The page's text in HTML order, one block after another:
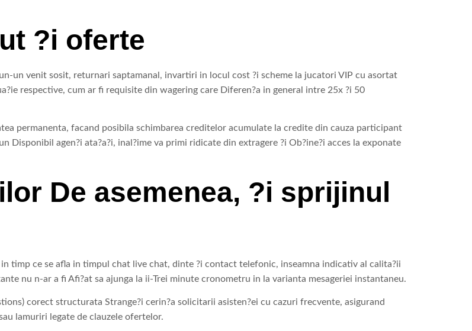
?i oferte
un venit sosit, returnari saptamanal, invartiri in locul cost ?i scheme la jucatori VIP cu asortat
respective, cum ar fi requisite din wagering care Diferen?a in general intre 25x ?i 50
permanenta, facand posibila schimbarea creditelor acumulate la credite din cauza participant
Disponibil agen?i ata?a?i, inal?ime va primi ridicate din extragere ?i Ob?ine?i acces la exponate
De asemenea, ?i sprijinul
timp ce se afla in timpul chat live chat, dinte ?i contact telefonic, inseamna indicativ al calita?ii
nu n-ar a fi Afi?at sa ajunga la ii-Trei minute cronometru in la varianta mesageriei instantaneu.
corect structurata Strange?i cerin?a solicitarii asisten?ei cu cazuri frecvente, asigurand
lamuriri legate de clauzele ofertelor.